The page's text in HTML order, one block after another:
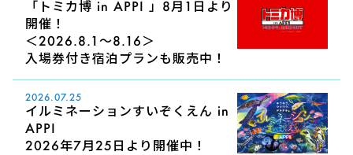
「トミカ博 in APPI 」8月1日より
開催！
＜2026.8.1～8.16＞
入場券付き宿泊プランも販売中！
2026.07.25
イルミネーションすいぞくえん in
APPI
2026年7月25日より開催中！